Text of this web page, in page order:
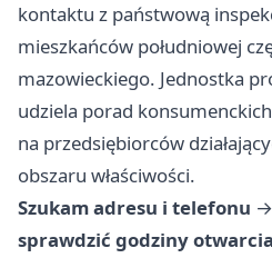
kontaktu z państwową
mieszkańców południowej
mazowieckiego. Jednostka
udziela porad
na przedsiębiorców
obszaru właściwości.
Szukam adresu i telefonu →
sprawdzić godziny